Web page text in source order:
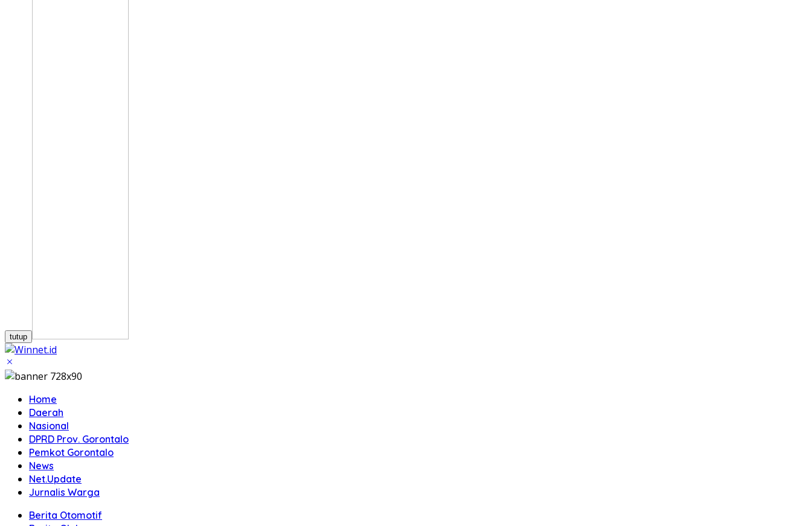
tutup
Home
Daerah
Nasional
DPRD Prov. Gorontalo
Pemkot Gorontalo
News
Net.Update
Jurnalis Warga
Berita Otomotif